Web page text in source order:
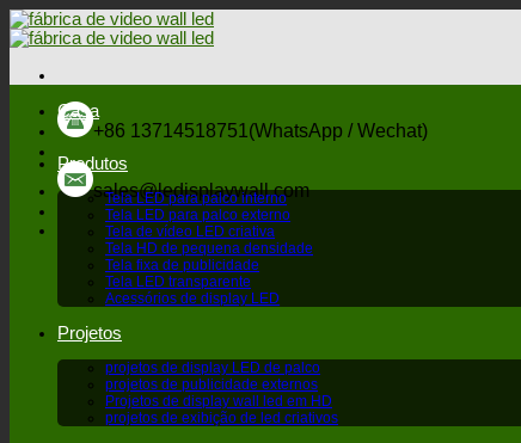
Ir
para
conteúdo
+86 13714518751(WhatsApp / Wechat)
sales@ledisplaywall.com
Casa
Produtos
Tela LED para palco interno
Tela LED para palco externo
Tela de vídeo LED criativa
Tela HD de pequena densidade
Tela fixa de publicidade
Tela LED transparente
Acessórios de display LED
Projetos
projetos de display LED de palco
projetos de publicidade externos
Projetos de display wall led em HD
projetos de exibição de led criativos